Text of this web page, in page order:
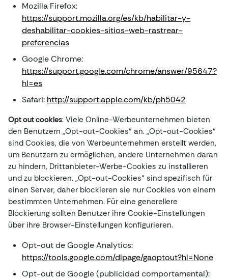
Mozilla Firefox:
https://support.mozilla.org/es/kb/habilitar-y-
deshabilitar-cookies-sitios-web-rastrear-
preferencias
Google Chrome:
https://support.google.com/chrome/answer/95647?
hl=es
Safari: http://support.apple.com/kb/ph5042
Opt out cookies: Viele Online-Werbeunternehmen bieten
den Benutzern „Opt-out-Cookies“ an. „Opt-out-Cookies“
sind Cookies, die von Werbeunternehmen erstellt werden,
um Benutzern zu ermöglichen, andere Unternehmen daran
zu hindern, Drittanbieter-Werbe-Cookies zu installieren
und zu blockieren. „Opt-out-Cookies“ sind spezifisch für
einen Server, daher blockieren sie nur Cookies von einem
bestimmten Unternehmen. Für eine generellere
Blockierung sollten Benutzer ihre Cookie-Einstellungen
über ihre Browser-Einstellungen konfigurieren.
Opt-out de Google Analytics:
https://tools.google.com/dlpage/gaoptout?hl=None
Opt-out de Google (publicidad comportamental):